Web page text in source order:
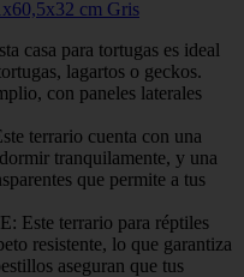
cm Gris
casa para tortugas es ideal
lagartos o geckos.
con paneles laterales
terrario cuenta con una
tranquilamente, y una
que permite a tus
Este terrario para réptiles
resistente, lo que garantiza
aseguran que tus